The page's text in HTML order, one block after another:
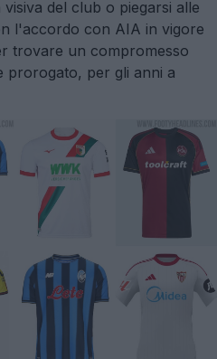
del club o piegarsi alle
l'accordo con AIA in vigore
trovare un compromesso
prorogato, per gli anni a